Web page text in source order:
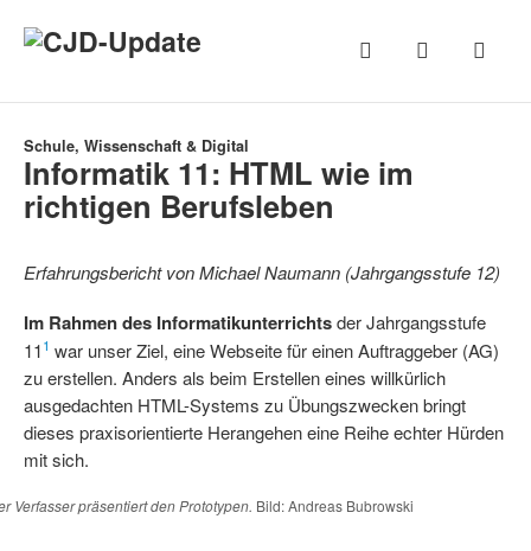
Schule, Wissenschaft & Digital
Informatik 11: HTML wie im
richtigen Berufsleben
Erfahrungsbericht von Michael Naumann (Jahrgangsstufe 12)
Im Rahmen des Informatikunterrichtsder Jahrgangsstufe
111 war unser Ziel, eine Webseite für einen Auftraggeber (AG)
zu erstellen. Anders als beim Erstellen eines willkürlich
ausgedachten HTML-Systems zu Übungszwecken bringt
dieses praxisorientierte Herangehen eine Reihe echter Hürden
mit sich.
Verfasser präsentiert den Prototypen. Bild: Andreas Bubrowski